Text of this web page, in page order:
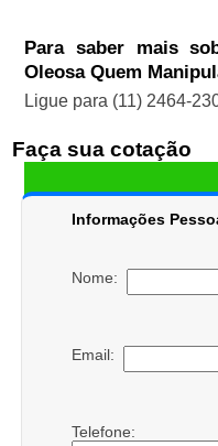
Para saber mais
Oleosa Quem
Ligue para (11) 2464-
Faça sua cotação
Informações
Nome:
Email:
Telefone: